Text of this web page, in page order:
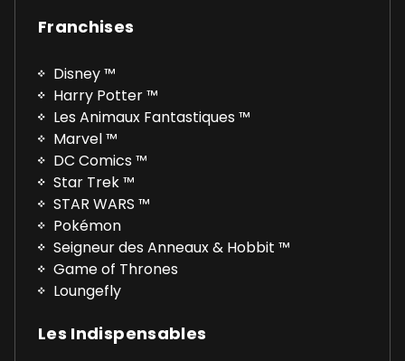
Franchises
Disney ™
Harry Potter ™
Les Animaux Fantastiques ™
Marvel ™
DC Comics ™
Star Trek ™
STAR WARS ™
Pokémon
Seigneur des Anneaux & Hobbit ™
Game of Thrones
Loungefly
Les Indispensables